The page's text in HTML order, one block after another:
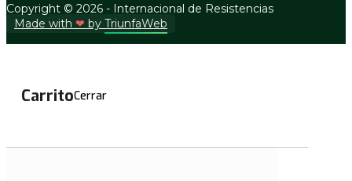
Copyright © 2026 - Internacional de Resistencias
Made with ❤ by TriunfaWeb
CarritoCerrar